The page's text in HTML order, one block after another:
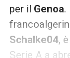
per il Genoa.
Schalke04,
Serie A a